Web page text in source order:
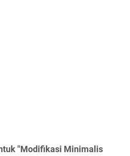
"Modifikasi Minimalis